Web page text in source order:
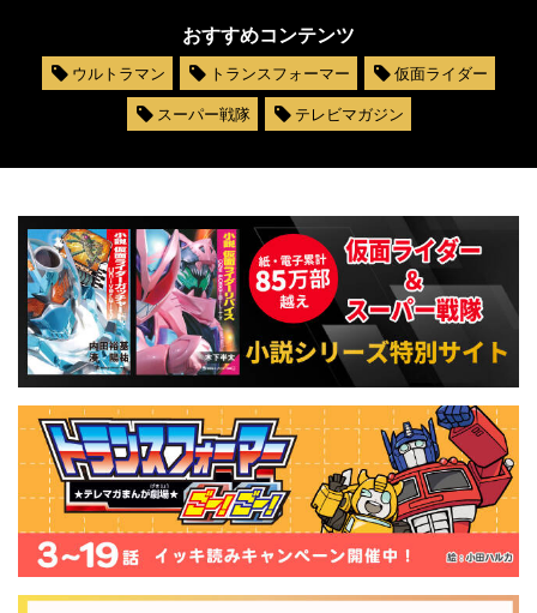
おすすめコンテンツ
ウルトラマン トランスフォーマー
仮面ライダー
スーパー戦隊
テレビマガジン